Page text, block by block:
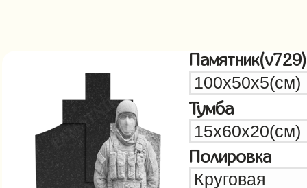
Памятник(v729)
Тумба
Полировка